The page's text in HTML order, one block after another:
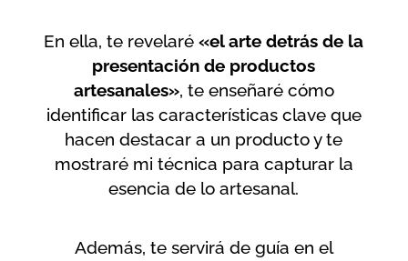
En ella, te revelaré«el arte detrás de la
presentación de productos
artesanales», te enseñaré cómo
identificar las características clave que
hacen destacar a un producto y te
mostraré mi técnica para capturar la
esencia de lo artesanal.
Además, te servirá de guía en el